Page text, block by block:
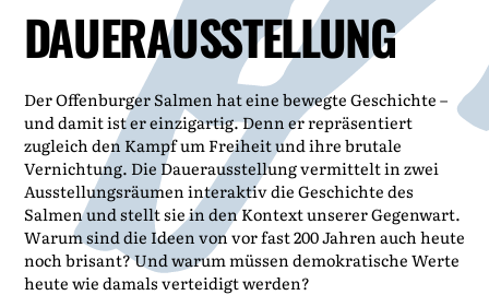
DAUER­AUSSTELLUNG
Der Offenburger Salmen hat eine bewegte Geschichte –
und damit ist er einzigartig. Denn er repräsentiert
zugleich den Kampf um Freiheit und ihre brutale
Vernichtung. Die Dauerausstellung vermittelt in zwei
Ausstellungsräumen interaktiv die Geschichte des
Salmen und stellt sie in den Kontext unserer Gegenwart.
Warum sind die Ideen von vor fast 200 Jahren auch heute
noch brisant? Und warum müssen demokratische Werte
heute wie damals verteidigt werden?